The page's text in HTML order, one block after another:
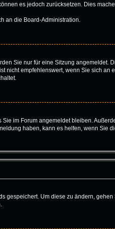
es jedoch zurücksetzen. Dies
an die Board-Administration.
Sie nur für eine Sitzung
nicht empfehlenswert, wenn Sie sich
im Forum angemeldet bleiben.
haben, kann es helfen, wenn Sie
Um diese zu ändern,